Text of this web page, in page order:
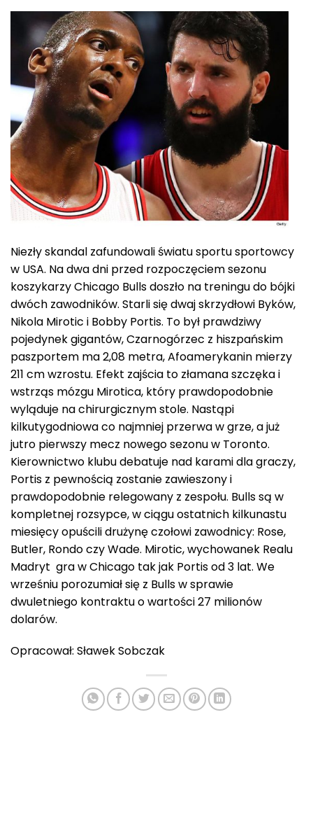
Niezły skandal zafundowali światu sportu sportowcy
w USA. Na dwa dni przed rozpoczęciem sezonu
koszykarzy Chicago Bulls doszło na treningu do bójki
dwóch zawodników. Starli się dwaj skrzydłowi Byków,
Nikola Mirotic i Bobby Portis. To był prawdziwy
pojedynek gigantów, Czarnogórzec z hiszpańskim
paszportem ma 2,08 metra, Afoamerykanin mierzy
211 cm wzrostu. Efekt zajścia to złamana szczęka i
wstrząs mózgu Mirotica, który prawdopodobnie
wyląduje na chirurgicznym stole. Nastąpi
kilkutygodniowa co najmniej przerwa w grze, a już
jutro pierwszy mecz nowego sezonu w Toronto.
Kierownictwo klubu debatuje nad karami dla graczy,
Portis z pewnością zostanie zawieszony i
prawdopodobnie relegowany z zespołu. Bulls są w
kompletnej rozsypce, w ciągu ostatnich kilkunastu
miesięcy opuścili drużynę czołowi zawodnicy: Rose,
Butler, Rondo czy Wade. Mirotic, wychowanek Realu
Madryt gra w Chicago tak jak Portis od 3 lat. We
wrześniu porozumiał się z Bulls w sprawie
dwuletniego kontraktu o wartości 27 milionów
dolarów.
Opracował: Sławek Sobczak